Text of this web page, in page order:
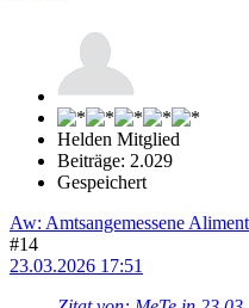
Helden Mitglied
Beiträge: 2.029
Gespeichert
Aw: Amtsangemessene
#14
23.03.2026 17:51